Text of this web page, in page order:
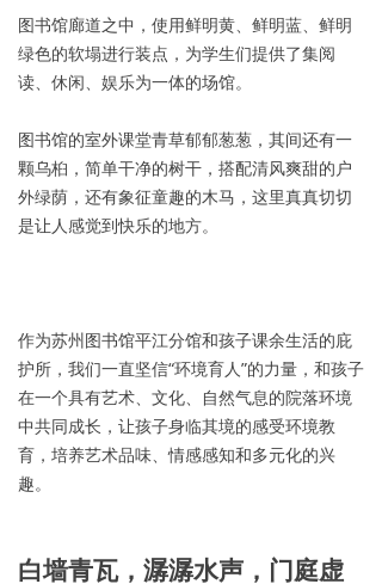
图书馆廊道之中，使用鲜明黄、鲜明蓝、鲜明
绿色的软塌进行装点，为学生们提供了集阅
读、休闲、娱乐为一体的场馆。
图书馆的室外课堂青草郁郁葱葱，其间还有一
颗乌桕，简单干净的树干，搭配清风爽甜的户
外绿荫，还有象征童趣的木马，这里真真切切
是让人感觉到快乐的地方。
作为苏州图书馆平江分馆和孩子课余生活的庇
护所，我们一直坚信“环境育人”的力量，和孩子
在一个具有艺术、文化、自然气息的院落环境
中共同成长，让孩子身临其境的感受环境教
育，培养艺术品味、情感感知和多元化的兴
趣。
白墙青瓦，潺潺水声，门庭虚